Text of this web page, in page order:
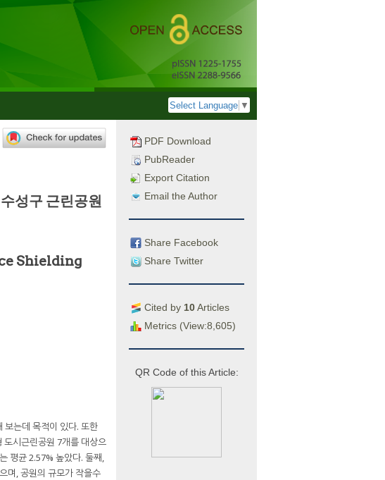
Select Language ▼
PDF Download
PubReader
Export Citation
Email the Author
Share Facebook
Share Twitter
Cited by 10Articles
Metrics (View:8,605)
QR Code of this Article:
성구 근린공원
Shielding
보는데 목적이 있다. 또한
도시근린공원 7개를 대상으
평균 2.57% 높았다. 둘째,
며, 공원의 규모가 작을수